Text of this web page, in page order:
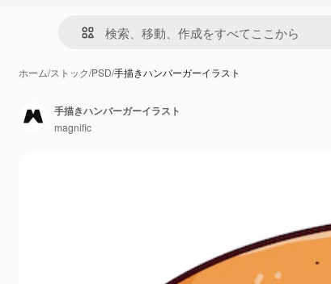
ホーム/ストック/PSD/手描きハンバーガーイラスト
手描きハンバーガーイラスト
magnific